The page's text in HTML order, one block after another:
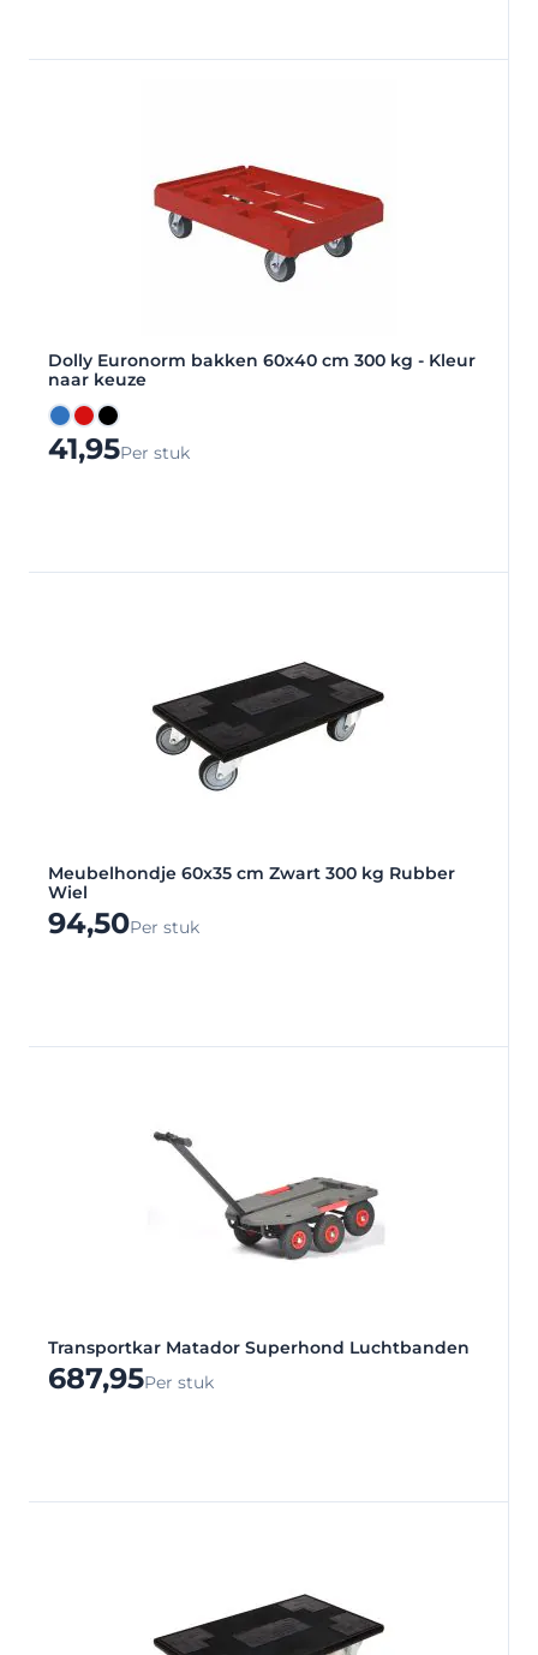
Dolly Euronorm bakken 60x40 cm 300 kg - Kleur
naar keuze
Blauw
RoodZwart
41,95Per stuk
Meubelhondje 60x35 cm Zwart 300 kg Rubber
Wiel
94,50Per stuk
Transportkar Matador Superhond Luchtbanden
687,95Per stuk